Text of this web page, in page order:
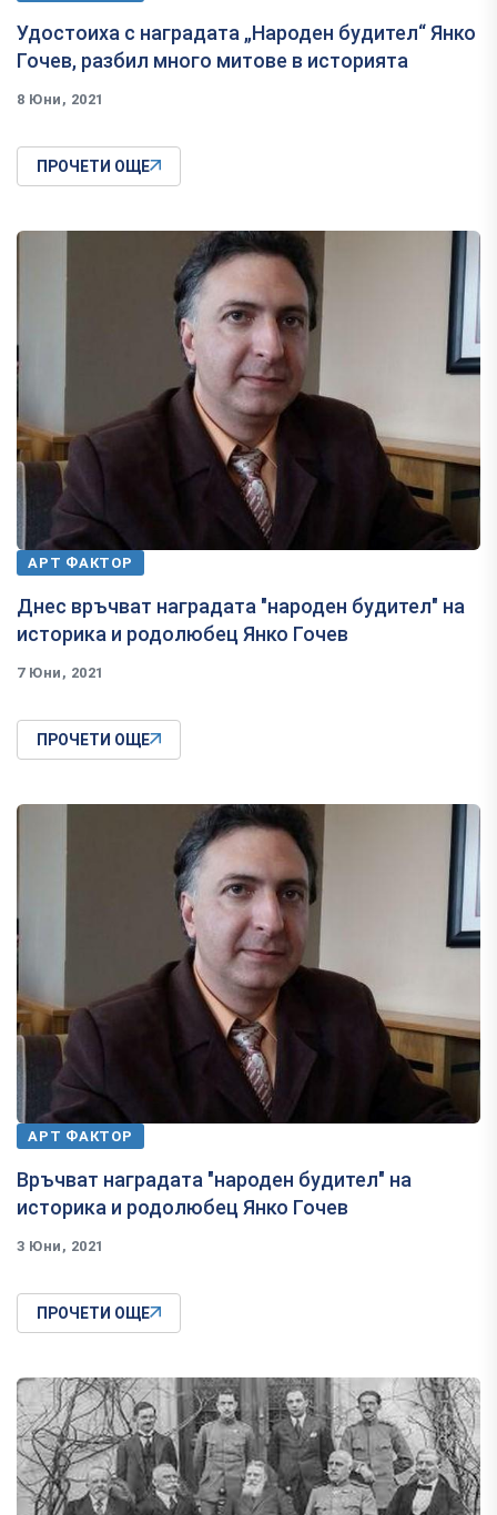
Удостоиха с наградата „Народен будител“ Янко
Гочев, разбил много митове в историята
8 Юни, 2021
ПРОЧЕТИ ОЩЕ
АРТ ФАКТОР
Днес връчват наградата "народен будител" на
историка и родолюбец Янко Гочев
7 Юни, 2021
ПРОЧЕТИ ОЩЕ
АРТ ФАКТОР
Връчват наградата "народен будител" на
историка и родолюбец Янко Гочев
3 Юни, 2021
ПРОЧЕТИ ОЩЕ